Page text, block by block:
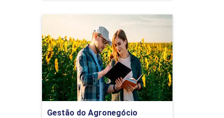
BIOQUÍMICA ANIMAL E BIOFÍSICA
75
FRANCYNNY HELENA FONSECA EULALIO
GUILHERME CAETANO GARCIA
Gestão do Agronegócio
Gestão do Agronegócio
Detalhes do curso
Ir para Inscrição